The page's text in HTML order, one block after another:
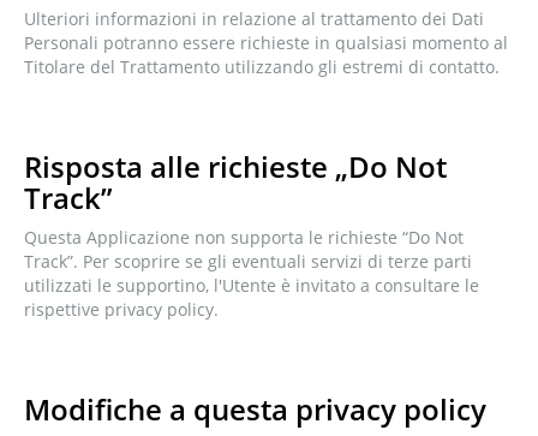
Ulteriori informazioni in relazione al trattamento dei Dati
Personali potranno essere richieste in qualsiasi momento al
Titolare del Trattamento utilizzando gli estremi di contatto.
Risposta alle richieste „Do Not
Track”
Questa Applicazione non supporta le richieste “Do Not
Track”. Per scoprire se gli eventuali servizi di terze parti
utilizzati le supportino, l'Utente è invitato a consultare le
rispettive privacy policy.
Modifiche a questa privacy policy